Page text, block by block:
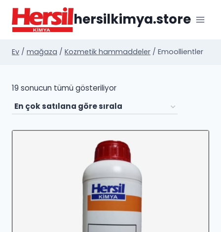
İçeriğe
geç
hersilkimya.store
Ev / mağaza / Kozmetik hammaddeler / Emoollientler
19 sonucun tümü gösteriliyorPopülerliğe
göre
sıralandı